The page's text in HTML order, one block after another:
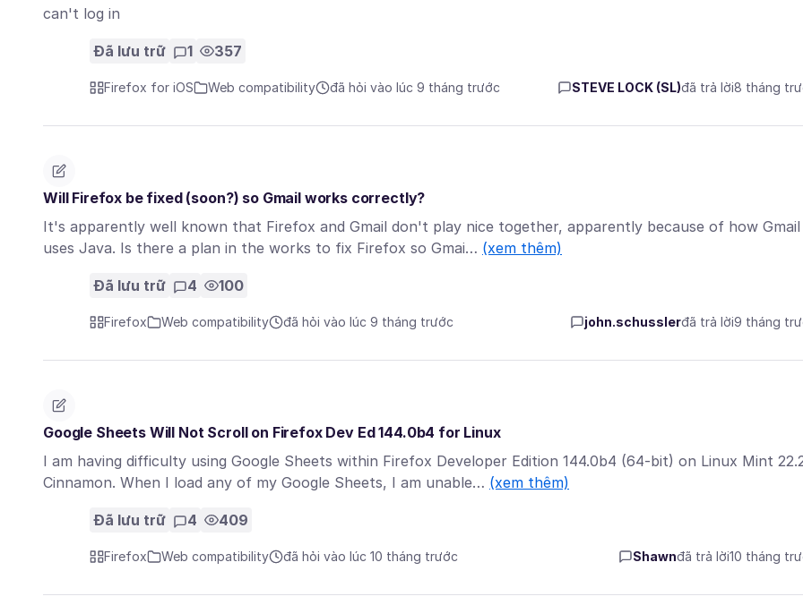
can't log in
Đã lưu trữ 1 357
Firefox for iOS Web compatibility đã hỏi vào lúc 9 tháng trước STEVE LOCK (SL)đã trả lời8 tháng
Will Firefox be fixed (soon?) so Gmail works correctly?
It's apparently well known that Firefox and Gmail don't play nice together, apparently because of how Gmail
uses Java. Is there a plan in the works to fix Firefox so Gmai… (xem thêm)
Đã lưu trữ 4 100
Firefox Web compatibility đã hỏi vào lúc 9 tháng trước john.schusslerđã trả lời9 tháng
Google Sheets Will Not Scroll on Firefox Dev Ed 144.0b4 for Linux
I am having difficulty using Google Sheets within Firefox Developer Edition 144.0b4 (64-bit) on Linux Mint
Cinnamon. When I load any of my Google Sheets, I am unable… (xem thêm)
Đã lưu trữ 4 409
Firefox Web compatibility đã hỏi vào lúc 10 tháng trước Shawnđã trả lời10 tháng